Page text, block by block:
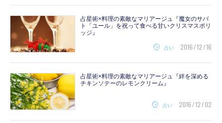
占星術×料理の素敵なマリアージュ『魔女のサバ
ト「ユール」を祝って食べる甘いクリスマスポリ
ッジ』
占い 2016 / 12 / 16
占星術×料理の素敵なマリアージュ『絆を深める
チキンソテーのレモンクリーム』
占い 2016 / 12 / 02